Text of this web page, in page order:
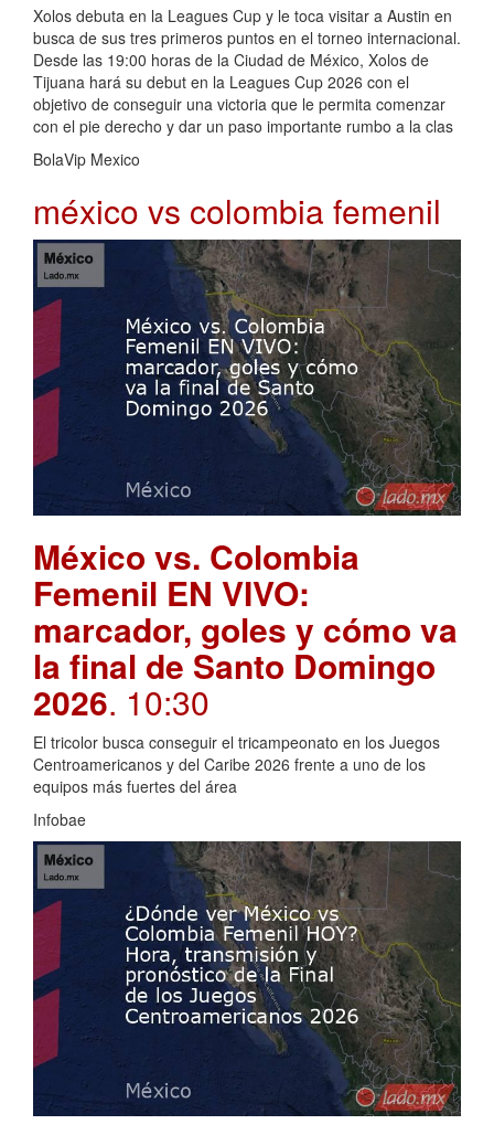
Xolos debuta en la Leagues Cup y le toca visitar a Austin en
busca de sus tres primeros puntos en el torneo internacional.
Desde las 19:00 horas de la Ciudad de México, Xolos de
Tijuana hará su debut en la Leagues Cup 2026 con el
objetivo de conseguir una victoria que le permita comenzar
con el pie derecho y dar un paso importante rumbo a la clas
BolaVip Mexico
méxico vs colombia femenil
México vs. Colombia
Femenil EN VIVO:
marcador, goles y cómo va
la final de Santo Domingo
2026. 10:30
El tricolor busca conseguir el tricampeonato en los Juegos
Centroamericanos y del Caribe 2026 frente a uno de los
equipos más fuertes del área
Infobae